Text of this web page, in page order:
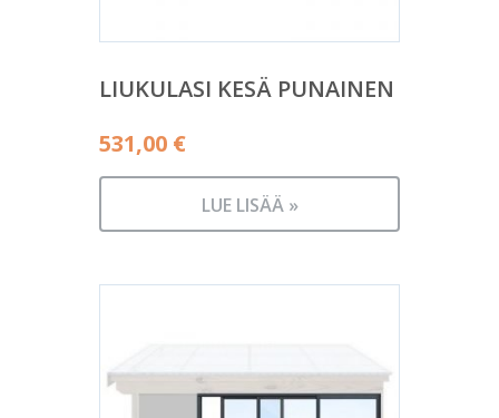
LIUKULASI KESÄ PUNAINEN
531,00 €
LUE LISÄÄ »